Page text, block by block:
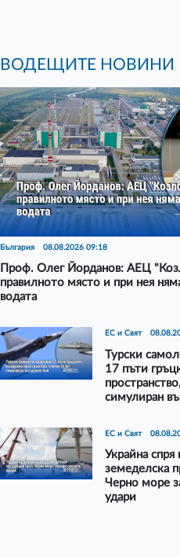
ВОДЕЩИТЕ НОВИНИ
България 08.08.2026 09:18
Проф. Олег Йорданов: АЕЦ
правилното място и при нея
водата
ЕС и Свят
Турски
17 пъти
симулиран
ЕС и Свят
Украйна спря
земеделска
Черно море
удари